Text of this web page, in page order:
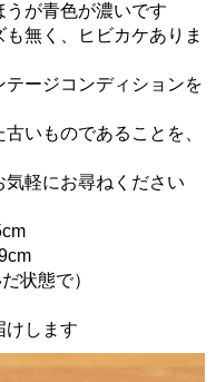
が青色が濃いです
無く、ヒビカケありま
ージコンディションを
いものであることを、
軽にお尋ねください
状態で）
けします